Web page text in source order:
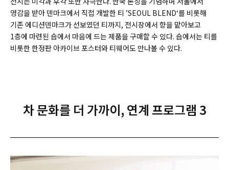
영감을 받아 덴마크에서 직접 개발한 티 ’SEOUL BLEND‘를 비롯해
기존 에디션덴마크가 선보였던 티까지, 전시장에서 향을 맡아보고
1층에 마련된 숍에서 마음에 드는 제품을 구매할 수 있다. 숍에서는 티를
비롯한 한정판 아카이브 포스터와 티웨어도 만나볼 수 있다.
차 문화를 더 가까이, 연계 프로그램 3